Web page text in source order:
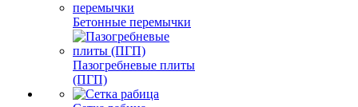
Бетонные перемычки
Пазогребневые плиты
(ПГП)